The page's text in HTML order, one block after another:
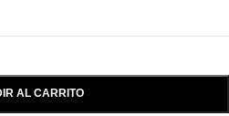
AL CARRITO